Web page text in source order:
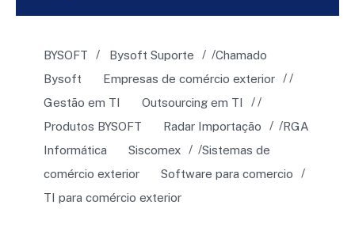
BYSOFT Bysoft Suporte
Chamado
Bysoft
Empresas de comércio exterior
Gestão em TI
Outsourcing em TI
Produtos BYSOFT
Radar Importação
RGA
Informática
Siscomex
Sistemas de
comércio exterior
Software para comercio
TI para comércio exterior